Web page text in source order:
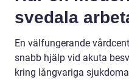
svedala
En välfungerande
snabb hjälp vid akuta
kring långvariga